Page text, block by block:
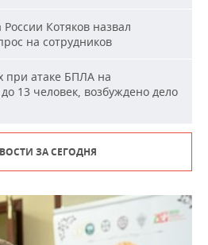
Котяков назвал
на сотрудников
при атаке БПЛА на
13 человек, возбуждено дело
ЗА СЕГОДНЯ